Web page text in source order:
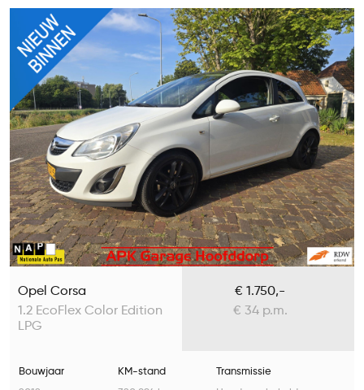
Opel Corsa
1.2 EcoFlex Color Edition
LPG
€ 1.750,-
€ 34 p.m.
Bouwjaar
KM-stand
Transmissie